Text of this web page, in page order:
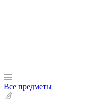
Все предметы